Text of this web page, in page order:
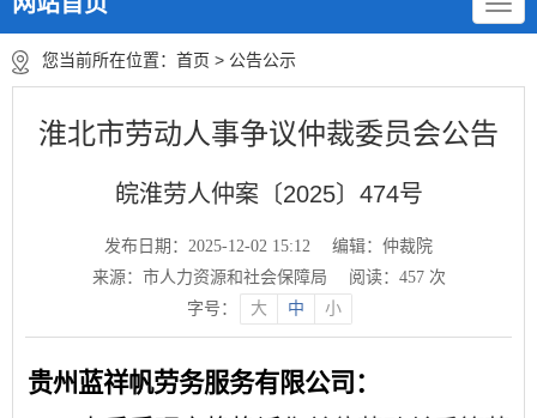
您当前所在位置： 首页 > 公告公示
淮北市劳动人事争议仲裁委员会公告
皖淮劳人仲案〔2025〕474号
发布日期：2025-12-02 15:12
编辑：仲裁院
来源：市人力资源和社会保障局
阅读： 457次
字号：
大 中 小
贵州蓝祥帆劳务服务有限公司 ：